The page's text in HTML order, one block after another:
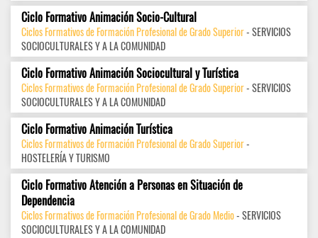
Ciclo Formativo Animación Socio-Cultural
Ciclos Formativos de Formación Profesional de Grado Superior- SERVICIOS
SOCIOCULTURALES Y A LA COMUNIDAD
Ciclo Formativo Animación Sociocultural y Turística
Ciclos Formativos de Formación Profesional de Grado Superior- SERVICIOS
SOCIOCULTURALES Y A LA COMUNIDAD
Ciclo Formativo Animación Turística
Ciclos Formativos de Formación Profesional de Grado Superior-
HOSTELERÍA Y TURISMO
Ciclo Formativo Atención a Personas en Situación de
Dependencia
Ciclos Formativos de Formación Profesional de Grado Medio- SERVICIOS
SOCIOCULTURALES Y A LA COMUNIDAD